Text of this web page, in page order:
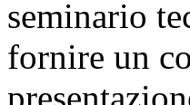
seminario
fornire un